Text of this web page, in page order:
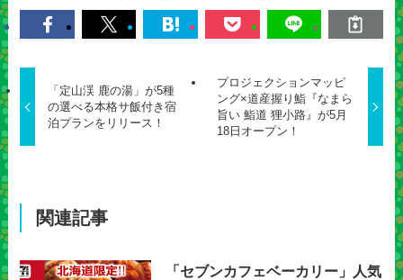
「定山渓 鹿の湯」が5種
の選べる本格サ飯付き宿
泊プランをリリース！
プロジェクションマッピ
ング×道産握り鮨『なまら
旨い 鮨道 狸小路』が5月
18日オープン！
関連記事
「セブンカフェベーカリー」人気